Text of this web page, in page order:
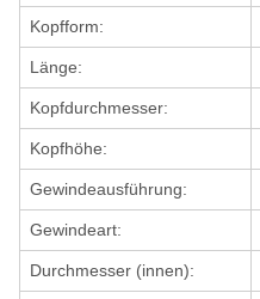
Kopfform:
Länge:
Kopfdurchmesser:
Kopfhöhe:
Gewindeausführung:
Gewindeart:
Durchmesser (innen):